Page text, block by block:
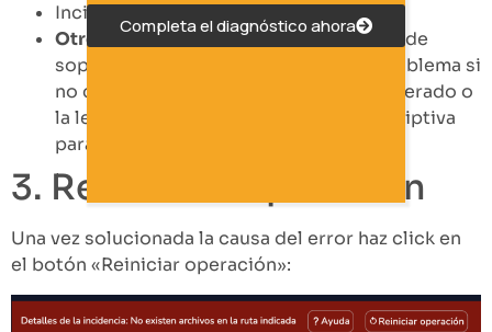
Incidencias con el certificado
Otros motivos:consulta con el equipo de
soporte para ver cómo solventar el problema si
no conoces bien la causa que lo ha generado o
la leyenda no es suficientemente descriptiva
para que puedas aislar la causa
3. Reinicia la operación
Una vez solucionada la causa del error haz click en
el botón «Reiniciar operación»:
Completa el diagnóstico ahora